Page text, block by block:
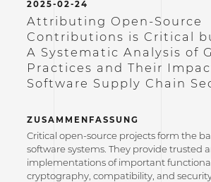
2025-02-24
Attributing Open-Source
Contributions is Critical
A Systematic Analysis of
Practices and Their
Software Supply Chain
ZUSAMMENFASSUNG
Critical open-source projects form the
software systems. They provide trusted
implementations of important
cryptography, compatibility, and